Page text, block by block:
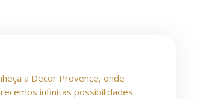
a Decor Provence, onde
infinitas possibilidades